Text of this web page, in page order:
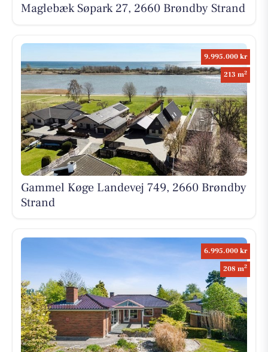
Maglebæk Søpark 27, 2660 Brøndby Strand
9.995.000 kr
213 m2
Gammel Køge Landevej 749, 2660 Brøndby
Strand
6.995.000 kr
208 m2